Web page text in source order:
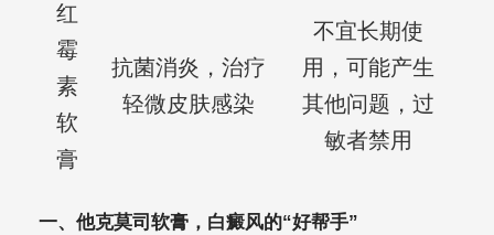
红
霉
素
软
膏
抗菌消炎，治疗
轻微皮肤感染
不宜长期使
用，可能产生
其他问题，过
敏者禁用
一、他克莫司软膏，白癜风的“好帮手”